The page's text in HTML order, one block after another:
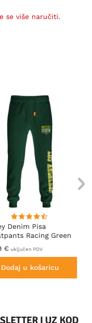
se više naručiti.
Denim Pisa
Racing Green
€ uključen PDV
Dodaj u košaricu
I UZ KOD